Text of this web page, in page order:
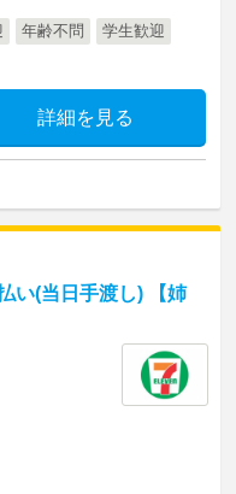
年齢不問
学生歓迎
詳細を見る
い(当日手渡し) 【姉